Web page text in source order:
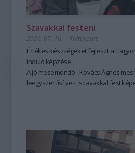
Szavakkal festeni
2026. 07. 16. | Kultúrpart
Értékes készségeket fejleszt a
induló képzése
A jó mesemondó - Kovács Ágnes
leegyszerűsítve - „szavakkal fest
mesemondás nemcsak művészi
magabiztosabb megszólaláshoz,
előadói, pedagógusi jelenlétet,